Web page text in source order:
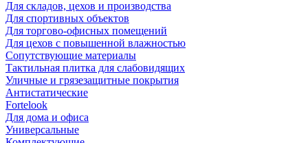
Для складов, цехов и производства
Для спортивных объектов
Для торгово-офисных помещений
Для цехов с повышенной влажностью
Сопутствующие материалы
Тактильная плитка для слабовидящих
Уличные и грязезащитные покрытия
Антистатические
Fortelook
Для дома и офиса
Универсальные